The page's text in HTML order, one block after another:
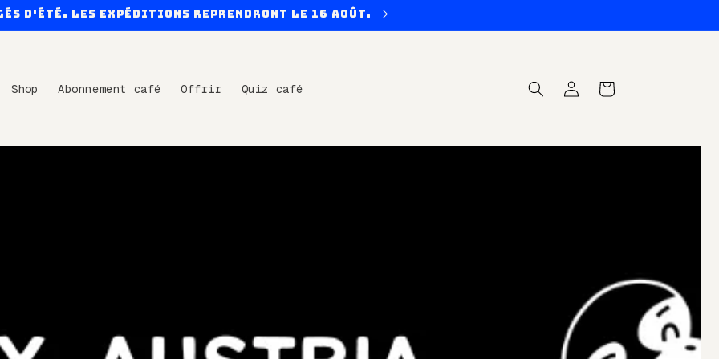
d'été. Les expéditions reprendront le 16 août.
Shop Abonnement café Offrir Quiz café ConnexionPanier